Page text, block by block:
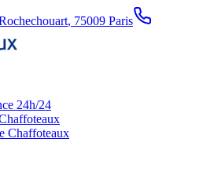
, 75009 Paris
24h/24
Chaffoteaux